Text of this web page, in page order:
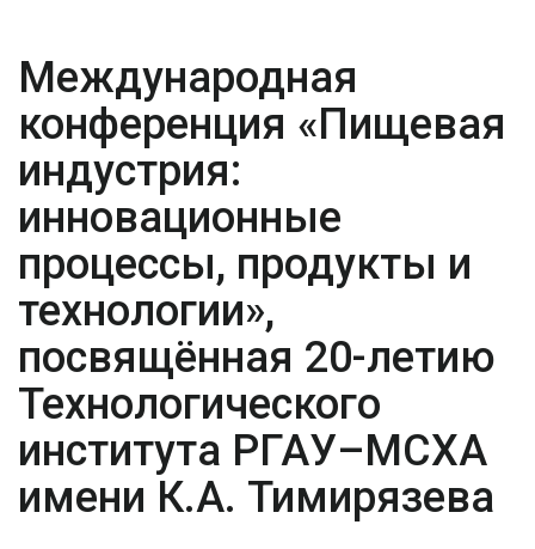
Международная
конференция «Пищевая
индустрия:
инновационные
процессы, продукты и
технологии»,
посвящённая 20-летию
Технологического
института РГАУ–МСХА
имени К.А. Тимирязева